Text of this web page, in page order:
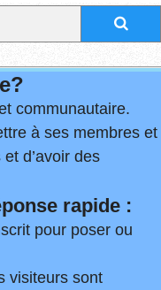
communautaire.
à ses membres et
d’avoir des
rapide :
pour poser ou
visiteurs sont